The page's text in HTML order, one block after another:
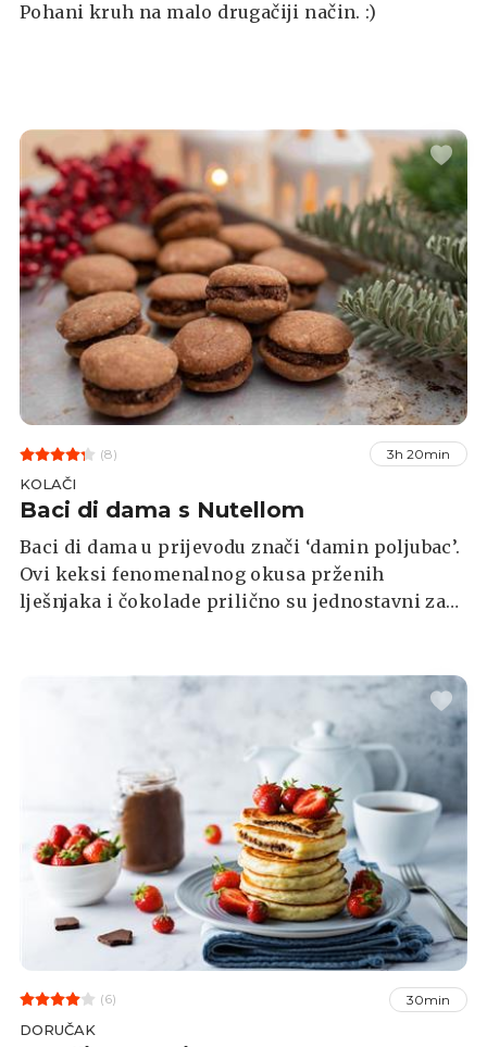
Pohani kruh na malo drugačiji način. :)
(8) 3h 20min
KOLAČI
Baci di dama s Nutellom
Baci di dama u prijevodu znači ‘damin poljubac’.
Ovi keksi fenomenalnog okusa prženih
lješnjaka i čokolade prilično su jednostavni za
(6) 30min
DORUČAK